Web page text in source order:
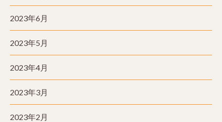
2023年6月
2023年5月
2023年4月
2023年3月
2023年2月